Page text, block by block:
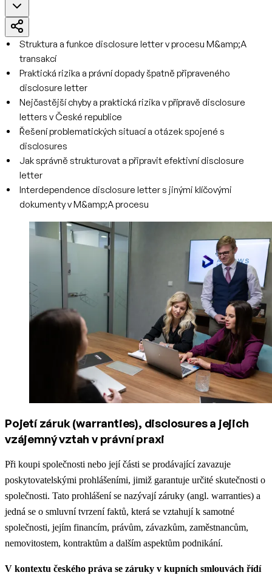
Struktura a funkce disclosure letter v procesu M&amp;A
transakcí
Praktická rizika a právní dopady špatně připraveného
disclosure letter
Nejčastější chyby a praktická rizika v přípravě disclosure
letters v České republice
Řešení problematických situací a otázek spojené s
disclosures
Jak správně strukturovat a připravit efektivní disclosure
letter
Interdependence disclosure letter s jinými klíčovými
dokumenty v M&amp;A procesu
Pojetí záruk (warranties), disclosures a jejich
vzájemný vztah v právní praxi
Při koupi společnosti nebo její části se prodávající zavazuje
poskytovatelskými prohlášeními, jimiž garantuje určité skutečnosti o
společnosti. Tato prohlášení se nazývají záruky (angl. warranties) a
jedná se o smluvní tvrzení faktů, která se vztahují k samotné
společnosti, jejím financím, právům, závazkům, zaměstnancům,
nemovitostem, kontraktům a dalším aspektům podnikání.
V kontextu českého práva se záruky v kupních smlouvách řídí